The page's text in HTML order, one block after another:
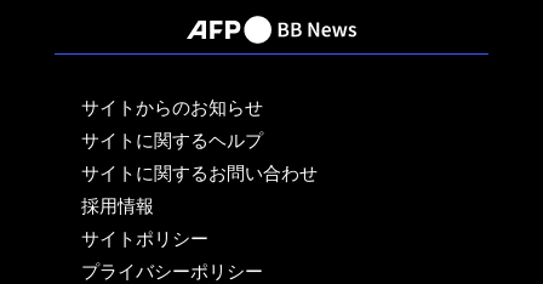
サイトからのお知らせ
サイトに関するヘルプ
サイトに関するお問い合わせ
採用情報
サイトポリシー
プライバシーポリシー